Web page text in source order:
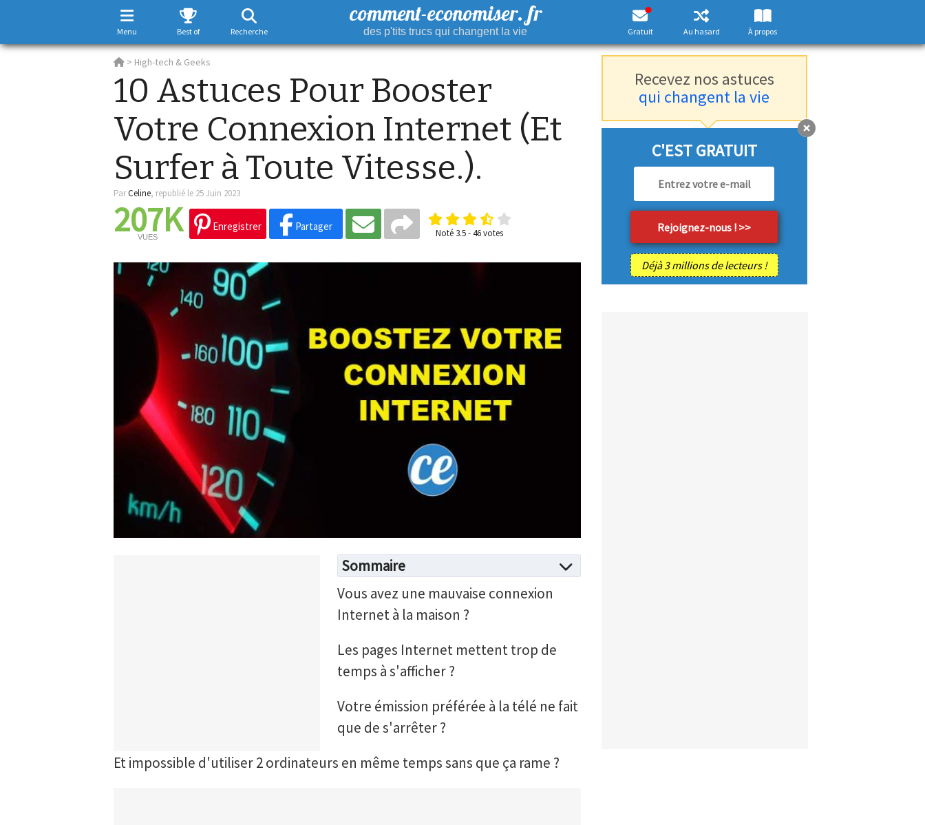
Menu Best of Recherche
comment-economiser. fr
des p'tits trucs qui changent la vie Gratuit Au hasard À propos
> High-tech & Geeks
10 Astuces Pour Booster
Votre Connexion Internet (Et
Surfer à Toute Vitesse.).
ParCeline, republié le 25 Juin 2023
207K
VUES
Enregistrer Partager
Noté 3.5-46votes
Sommaire
Vous avez une mauvaise connexion
Internet à la maison ?
Les pages Internet mettent trop de
temps à s'afficher ?
Votre émission préférée à la télé ne fait
que de s'arrêter ?
Et impossible d'utiliser 2 ordinateurs en même temps sans que ça rame ?
Recevez nos astuces
qui changent la vie
C'EST GRATUIT
Déjà 3 millions de lecteurs !